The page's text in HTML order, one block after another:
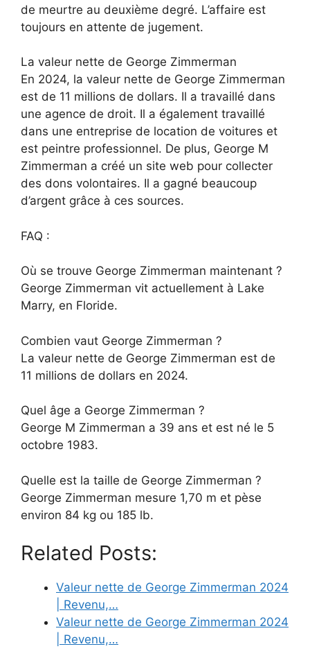
de meurtre au deuxième degré. L’affaire est
toujours en attente de jugement.
La valeur nette de George Zimmerman
En 2024, la valeur nette de George Zimmerman
est de 11 millions de dollars. Il a travaillé dans
une agence de droit. Il a également travaillé
dans une entreprise de location de voitures et
est peintre professionnel. De plus, George M
Zimmerman a créé un site web pour collecter
des dons volontaires. Il a gagné beaucoup
d’argent grâce à ces sources.
FAQ :
Où se trouve George Zimmerman maintenant ?
George Zimmerman vit actuellement à Lake
Marry, en Floride.
Combien vaut George Zimmerman ?
La valeur nette de George Zimmerman est de
11 millions de dollars en 2024.
Quel âge a George Zimmerman ?
George M Zimmerman a 39 ans et est né le 5
octobre 1983.
Quelle est la taille de George Zimmerman ?
George Zimmerman mesure 1,70 m et pèse
environ 84 kg ou 185 lb.
Related Posts:
Valeur nette de George Zimmerman 2024
| Revenu,…
Valeur nette de George Zimmerman 2024
| Revenu,…